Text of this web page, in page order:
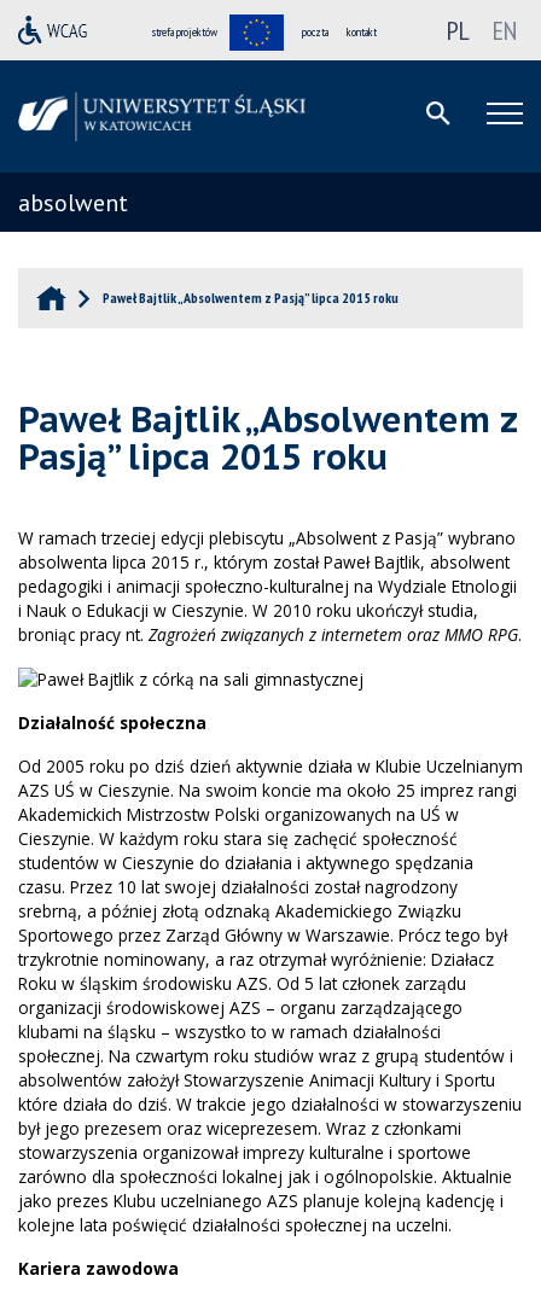
strefa projektów poczta kontakt PL EN
absolwent
Paweł Bajtlik „Absolwentem z Pasją” lipca 2015 roku
Paweł Bajtlik „Absolwentem z
Pasją” lipca 2015 roku
W ramach trzeciej edycji plebiscytu „Absolwent z Pasją” wybrano
absolwenta lipca 2015 r., którym został Paweł Bajtlik, absolwent
pedagogiki i animacji społeczno-kulturalnej na Wydziale Etnologii
i Nauk o Edukacji w Cieszynie. W 2010 roku ukończył studia,
broniąc pracy nt. Zagrożeń związanych z internetem oraz MMO RPG.
Działalność społeczna
Od 2005 roku po dziś dzień aktywnie działa w Klubie Uczelnianym
AZS UŚ w Cieszynie. Na swoim koncie ma około 25 imprez rangi
Akademickich Mistrzostw Polski organizowanych na UŚ w
Cieszynie. W każdym roku stara się zachęcić społeczność
studentów w Cieszynie do działania i aktywnego spędzania
czasu. Przez 10 lat swojej działalności został nagrodzony
srebrną, a później złotą odznaką Akademickiego Związku
Sportowego przez Zarząd Główny w Warszawie. Prócz tego był
trzykrotnie nominowany, a raz otrzymał wyróżnienie: Działacz
Roku w śląskim środowisku AZS. Od 5 lat członek zarządu
organizacji środowiskowej AZS – organu zarządzającego
klubami na śląsku – wszystko to w ramach działalności
społecznej. Na czwartym roku studiów wraz z grupą studentów i
absolwentów założył Stowarzyszenie Animacji Kultury i Sportu
które działa do dziś. W trakcie jego działalności w stowarzyszeniu
był jego prezesem oraz wiceprezesem. Wraz z członkami
stowarzyszenia organizował imprezy kulturalne i sportowe
zarówno dla społeczności lokalnej jak i ogólnopolskie. Aktualnie
jako prezes Klubu uczelnianego AZS planuje kolejną kadencję i
kolejne lata poświęcić działalności społecznej na uczelni.
Kariera zawodowa